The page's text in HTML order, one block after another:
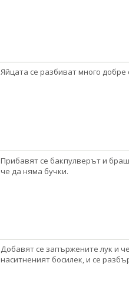
Яйцата се разбиват много добре
Прибавят се бакпулверът и
че да няма бучки.
Добавят се запържените лук и
наситненият босилек, и се